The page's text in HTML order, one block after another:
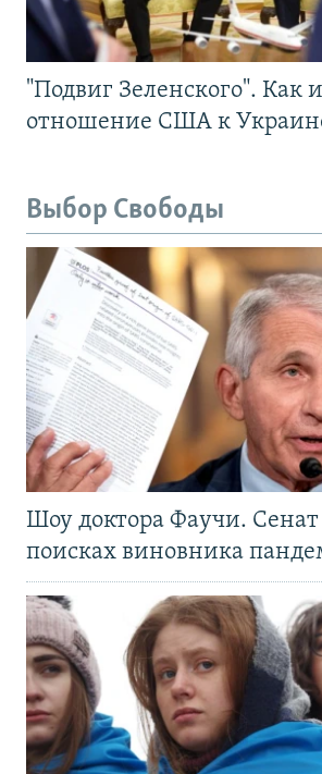
"Подвиг Зеленского". Как
отношение США к
Выбор Свободы
Шоу доктора Фаучи.
поисках виновника